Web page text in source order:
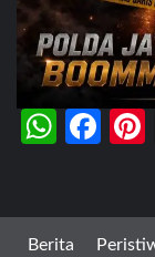
Berita